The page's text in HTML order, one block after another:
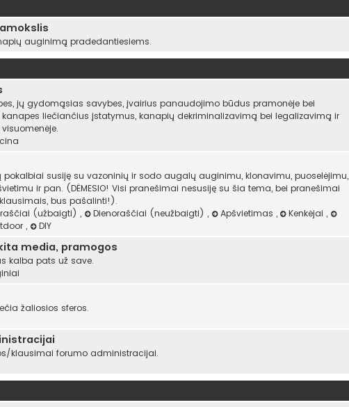
auginimą pradedantiesiems.
jų gydomąsias savybes, įvairius panaudojimo būdus pramonėje bei
kanapes liečiančius įstatymus, kanapių dekriminalizavimą bei legalizavimą ir
susiję su vazoninių ir sodo augalų auginimu, klonavimu, puoselėjimu,
ir pan. (DĖMESIO! Visi pranešimai nesusiję su šia tema, bei pranešimai
bus pašalinti!).
(užbaigti) , Dienoraščiai (neužbaigti) , Apšvietimas , Kenkėjai,
, DIY
media, pramogos
kalba pats už save.
žaliosios sferos.
klausimai forumo administracijai.